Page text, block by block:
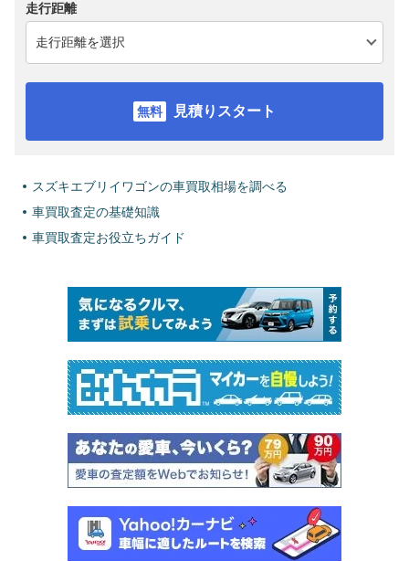
走行距離
見積りスタート
スズキエブリイワゴンの車買取相場を調べる
車買取査定の基礎知識
車買取査定お役立ちガイド